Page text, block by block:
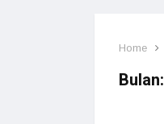
Home
Bulan: